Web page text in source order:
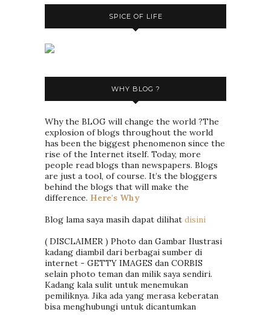
SPICE OF LIFE
WHY BLOG ?
Why the BLOG will change the world ?The
explosion of blogs throughout the world
has been the biggest phenomenon since the
rise of the Internet itself. Today, more
people read blogs than newspapers. Blogs
are just a tool, of course. It’s the bloggers
behind the blogs that will make the
difference. Here's Why
Blog lama saya masih dapat dilihat disini
( DISCLAIMER ) Photo dan Gambar Ilustrasi
kadang diambil dari berbagai sumber di
internet - GETTY IMAGES dan CORBIS
selain photo teman dan milik saya sendiri.
Kadang kala sulit untuk menemukan
pemiliknya. Jika ada yang merasa keberatan
bisa menghubungi untuk dicantumkan